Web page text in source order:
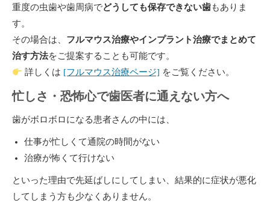
重度の虫歯や歯周病でどうしても保存できない歯もありま
す。
その場合は、 フルマウス治療やインプラント治療でまとめて
治す方法をご提案することも可能です。
詳しくは [フルマウス治療ページ] をご覧ください。
忙しさ・恐怖心で歯医者に通えない方へ
歯がボロボロになる患者さんの中には、
仕事が忙しくて通院の時間がない
治療が怖くて行けない
といった理由で先延ばしにしてしまい、結果的に症状が悪化
してしまう方も少なくありません。